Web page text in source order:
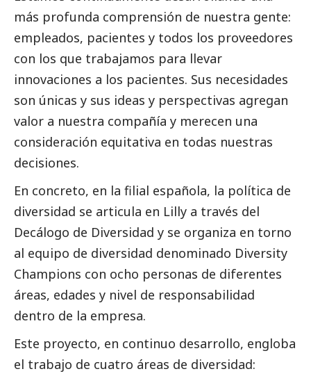
más profunda comprensión de nuestra gente:
empleados, pacientes y todos los proveedores
con los que trabajamos para llevar
innovaciones a los pacientes. Sus necesidades
son únicas y sus ideas y perspectivas agregan
valor a nuestra compañía y merecen una
consideración equitativa en todas nuestras
decisiones.
En concreto, en la filial española, la política de
diversidad se articula en Lilly a través del
Decálogo de Diversidad y se organiza en torno
al equipo de diversidad denominado Diversity
Champions con ocho personas de diferentes
áreas, edades y nivel de responsabilidad
dentro de la empresa.
Este proyecto, en continuo desarrollo, engloba
el trabajo de cuatro áreas de diversidad: